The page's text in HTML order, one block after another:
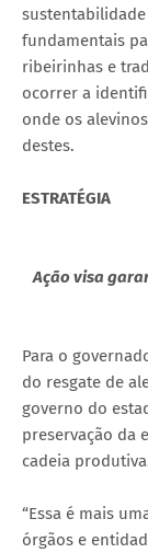
fundamentais
ribeirinhas e
ocorrer a
onde os
destes.
ESTRATÉGIA
Ação visa
Para o
do resgate de
governo do
preservação da
cadeia
“Essa é mais
órgãos e